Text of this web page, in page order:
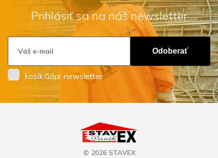
Prihlásiť sa na náš newsletter
Odoberať
kosik.Gdpr newsletter
© 2026 STAVEX